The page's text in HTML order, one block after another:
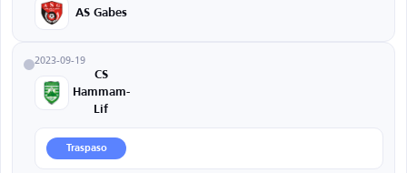
AS Gabes
2023-09-19
CS
Hammam-
Lif
Traspaso